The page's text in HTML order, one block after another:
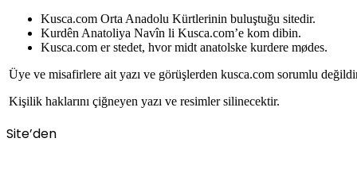
Kusca.com Orta Anadolu Kürtlerinin buluştuğu sitedir.
Kurdên Anatoliya Navîn li Kusca.com’e kom dibin.
Kusca.com er stedet, hvor midt anatolske kurdere mødes.
Üye ve misafirlere ait yazı ve görüşlerden kusca.com sorumlu
Kişilik haklarını çiğneyen yazı ve resimler silinecektir.
Site’den